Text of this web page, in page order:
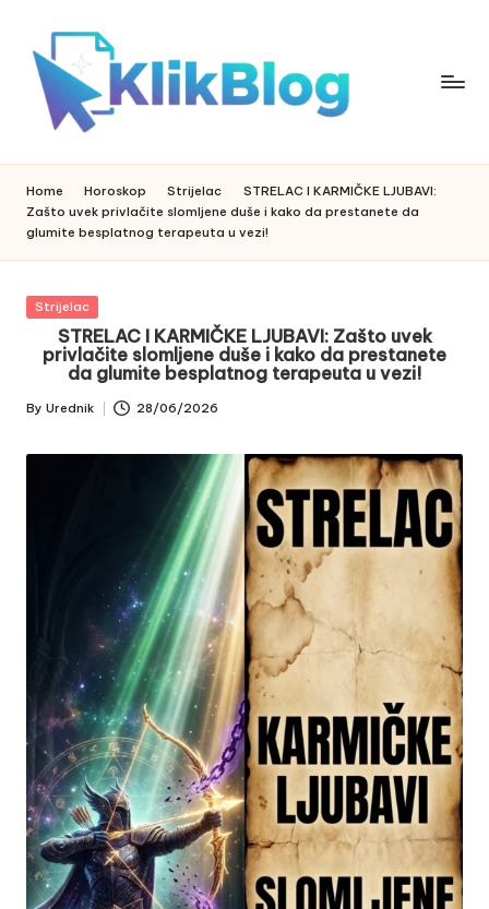
content
li
b
l
o
g
Home Horoskop Strijelac
STRELAC I KARMIČKE LJUBAVI:
Zašto uvek privlačite slomljene duše i kako da prestanete da
glumite besplatnog terapeuta u vezi!
Posted
Strijelac
STRELAC I KARMIČKE LJUBAVI: Zašto uvek
privlačite slomljene duše i kako da prestanete
da glumite besplatnog terapeuta u vezi!
Posted
By Urednik 28/06/2026